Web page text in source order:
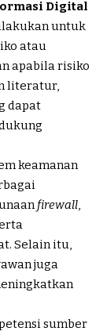
Digital
untuk
atau
apabila risiko
literatur,
dapat
keamanan
firewall
Selain itu,
juga
sumber